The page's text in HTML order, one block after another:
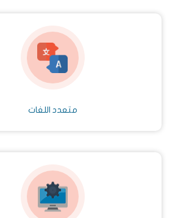
متعدد اللغات